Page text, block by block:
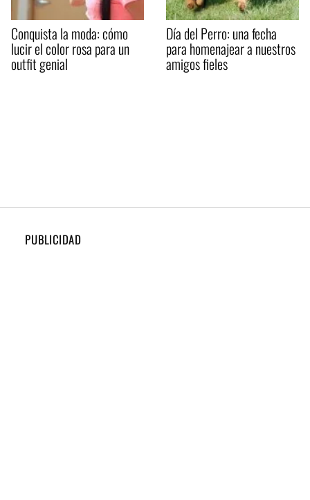
Conquista la moda: cómo
lucir el color rosa para un
outfit genial
Día del Perro: una fecha
para homenajear a nuestros
amigos fieles
PUBLICIDAD